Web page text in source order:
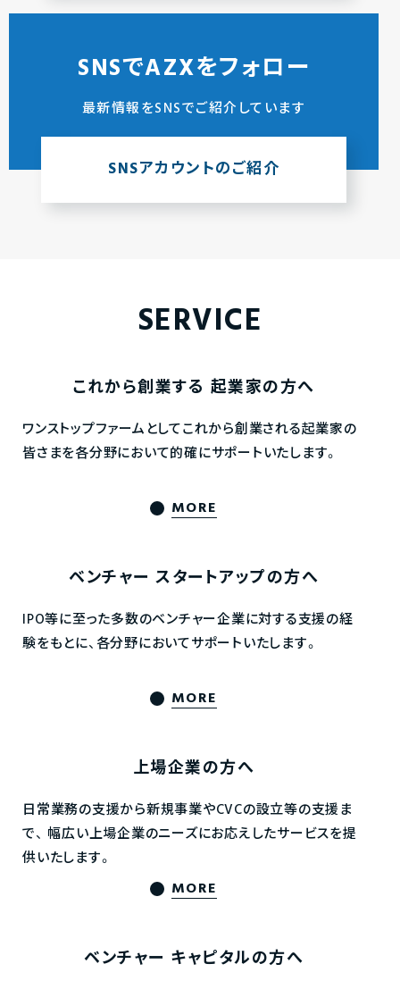
SNSでAZXをフォロー
最新情報をSNSでご紹介しています
SNSアカウントのご紹介
SERVICE
これから創業する 起業家の方へ
ワンストップファームとしてこれから創業される起業家の
皆さまを各分野において的確にサポートいたします。
MORE
ベンチャー スタートアップの方へ
IPO等に至った多数のベンチャー企業に対する支援の経
験をもとに、各分野においてサポートいたします。
MORE
上場企業の方へ
日常業務の支援から新規事業やCVCの設立等の支援ま
で、 幅広い上場企業のニーズにお応えしたサービスを提
供いたします。
MORE
ベンチャー キャピタルの方へ